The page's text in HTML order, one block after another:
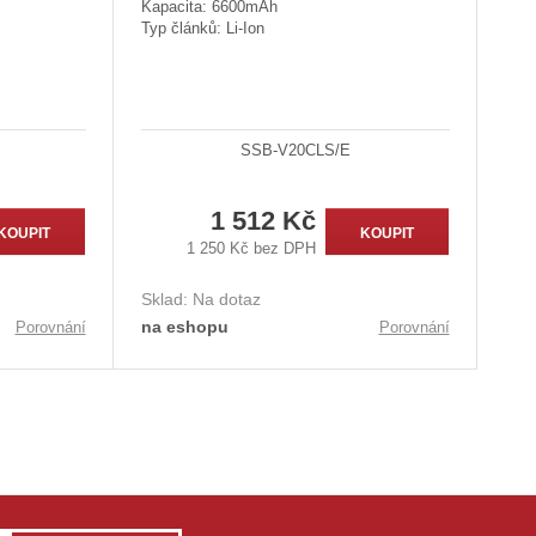
Porovnání
Kapacita: 6600mAh
Typ článků: Li-Ion
SSB-V20CLS/E
1 512 Kč
1 250 Kč bez DPH
KOUPIT
Sklad: Na dotaz
na eshopu
Porovnání